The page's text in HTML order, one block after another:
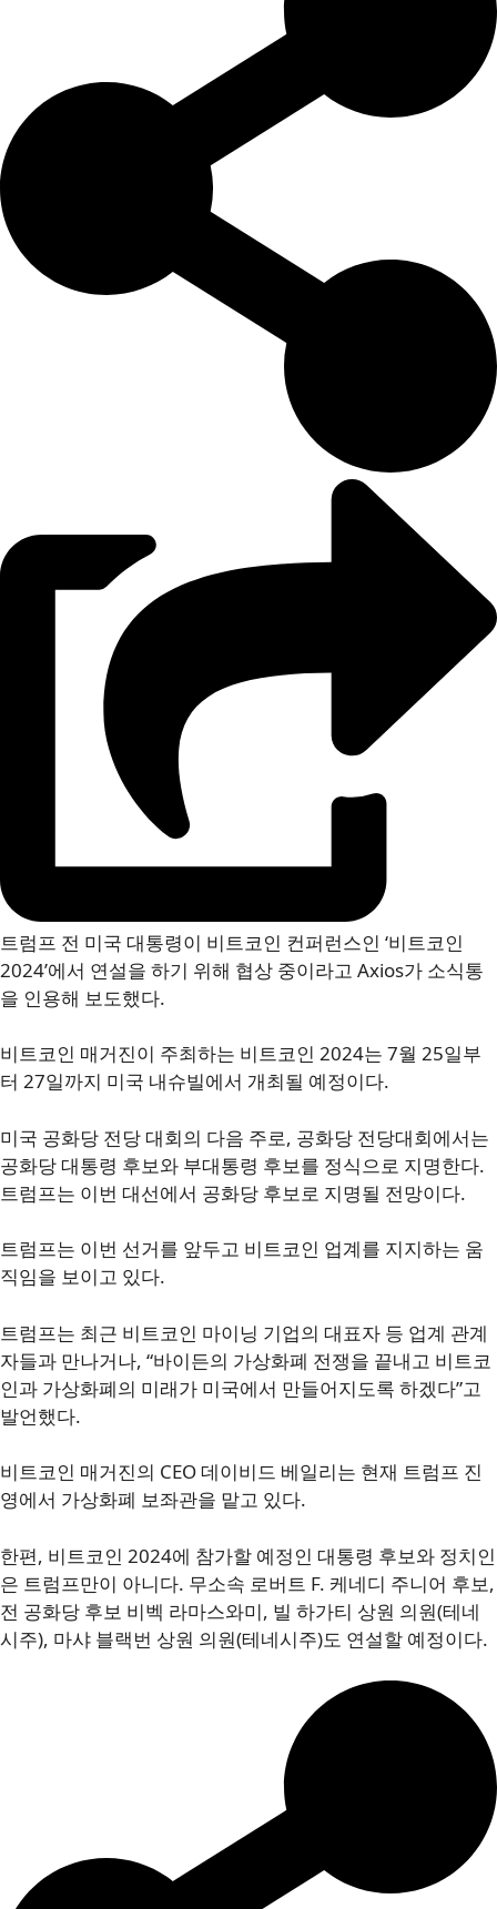
트럼프 전 미국 대통령이 비트코인 컨퍼런스인 ‘비트코인
2024’에서 연설을 하기 위해 협상 중이라고 Axios가 소식통
을 인용해 보도했다.
비트코인 매거진이 주최하는 비트코인 2024는 7월 25일부
터 27일까지 미국 내슈빌에서 개최될 예정이다.
미국 공화당 전당 대회의 다음 주로, 공화당 전당대회에서는
공화당 대통령 후보와 부대통령 후보를 정식으로 지명한다.
트럼프는 이번 대선에서 공화당 후보로 지명될 전망이다.
트럼프는 이번 선거를 앞두고 비트코인 업계를 지지하는 움
직임을 보이고 있다.
트럼프는 최근 비트코인 마이닝 기업의 대표자 등 업계 관계
자들과 만나거나, “바이든의 가상화폐 전쟁을 끝내고 비트코
인과 가상화폐의 미래가 미국에서 만들어지도록 하겠다”고
발언했다.
비트코인 매거진의 CEO 데이비드 베일리는 현재 트럼프 진
영에서 가상화폐 보좌관을 맡고 있다.
한편, 비트코인 2024에 참가할 예정인 대통령 후보와 정치인
은 트럼프만이 아니다. 무소속 로버트 F. 케네디 주니어 후보,
전 공화당 후보 비벡 라마스와미, 빌 하가티 상원 의원(테네
시주), 마샤 블랙번 상원 의원(테네시주)도 연설할 예정이다.